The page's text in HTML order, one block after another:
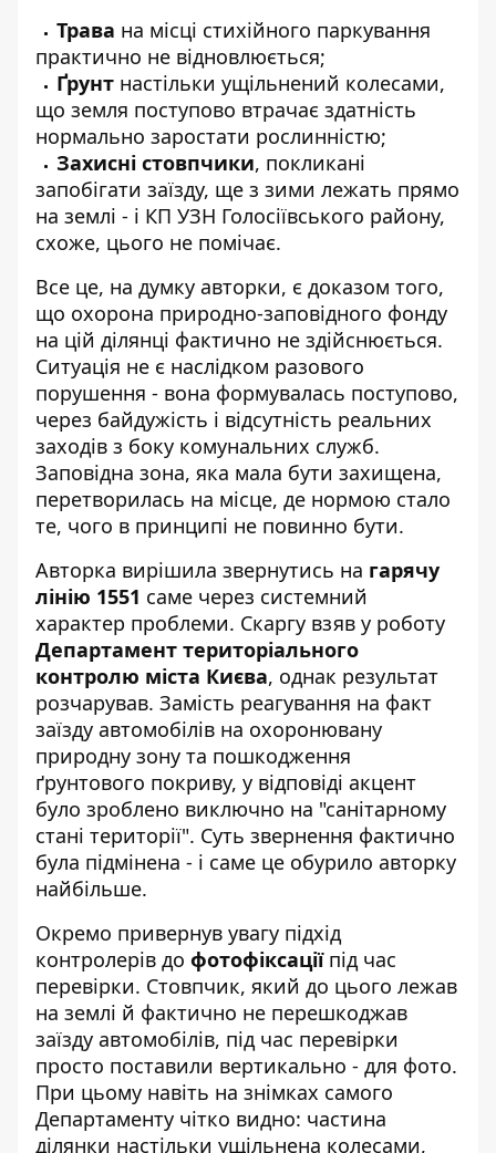
Трава на місці стихійного паркування
практично не відновлюється;
Ґрунт настільки ущільнений колесами,
що земля поступово втрачає здатність
нормально заростати рослинністю;
Захисні стовпчики, покликані
запобігати заїзду, ще з зими лежать прямо
на землі - і КП УЗН Голосіївського району,
схоже, цього не помічає.
Все це, на думку авторки, є доказом того,
що охорона природно-заповідного фонду
на цій ділянці фактично не здійснюється.
Ситуація не є наслідком разового
порушення - вона формувалась поступово,
через байдужість і відсутність реальних
заходів з боку комунальних служб.
Заповідна зона, яка мала бути захищена,
перетворилась на місце, де нормою стало
те, чого в принципі не повинно бути.
Авторка вирішила звернутись на гарячу
лінію 1551 саме через системний
характер проблеми. Скаргу взяв у роботу
Департамент територіального
контролю міста Києва, однак результат
розчарував. Замість реагування на факт
заїзду автомобілів на охоронювану
природну зону та пошкодження
ґрунтового покриву, у відповіді акцент
було зроблено виключно на "санітарному
стані території". Суть звернення фактично
була підмінена - і саме це обурило авторку
найбільше.
Окремо привернув увагу підхід
контролерів до фотофіксаціїпід час
перевірки. Стовпчик, який до цього лежав
на землі й фактично не перешкоджав
заїзду автомобілів, під час перевірки
просто поставили вертикально - для фото.
При цьому навіть на знімках самого
Департаменту чітко видно: частина
ділянки настільки ущільнена колесами,